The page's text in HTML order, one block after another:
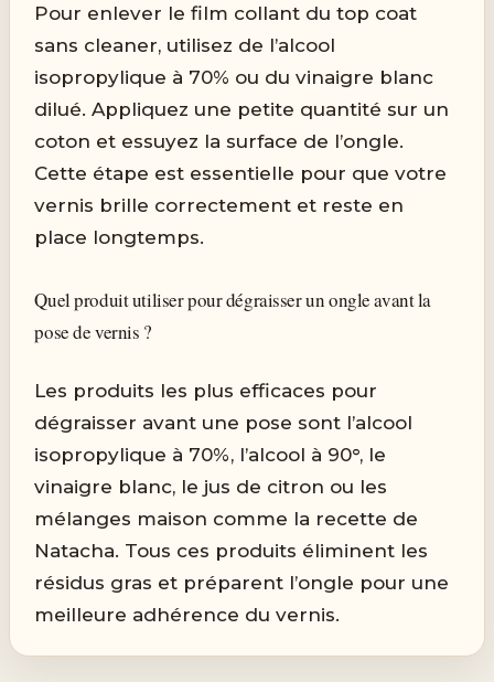
Pour enlever le film collant du top coat
sans cleaner, utilisez de l’alcool
isopropylique à 70% ou du vinaigre blanc
dilué. Appliquez une petite quantité sur un
coton et essuyez la surface de l’ongle.
Cette étape est essentielle pour que votre
vernis brille correctement et reste en
place longtemps.
Quel produit utiliser pour dégraisser un ongle avant la
pose de vernis ?
Les produits les plus efficaces pour
dégraisser avant une pose sont l’alcool
isopropylique à 70%, l’alcool à 90°, le
vinaigre blanc, le jus de citron ou les
mélanges maison comme la recette de
Natacha. Tous ces produits éliminent les
résidus gras et préparent l’ongle pour une
meilleure adhérence du vernis.